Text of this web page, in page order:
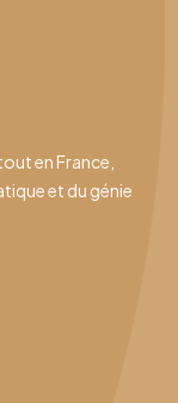
en France,
et du génie